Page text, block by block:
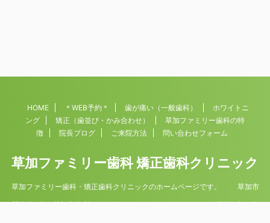
HOME ＊WEB予約＊ 歯が痛い（一般歯科）
ホワイトニ
ング
矯正（歯並び・かみ合わせ）
草加ファミリー歯科の特
徴
院長ブログ ご来院方法 問い合わせフォーム
草加ファミリー歯科 矯正歯科クリニック
草加ファミリー歯科・矯正歯科クリニックのホームページです。 草加市
駅徒歩4分。草加市役所すぐそば 平日9時30分